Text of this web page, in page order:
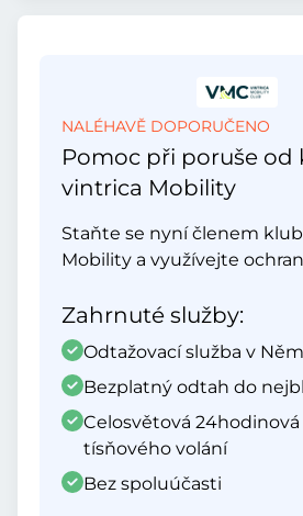
NALÉHAVĚ DOPORUČENO
Pomoc při poruše od
vintrica Mobility
Staňte se nyní členem
Mobility a využívejte
Zahrnuté služby:
Odtažovací služba v
Bezplatný odtah do
Celosvětová 24hodinová
tísňového volání
Bez spoluúčasti